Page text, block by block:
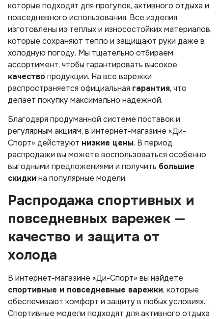
которые подходят для прогулок, активного отдыха и
повседневного использования. Все изделия
изготовлены из теплых и износостойких материалов,
которые сохраняют тепло и защищают руки даже в
холодную погоду. Мы тщательно отбираем
ассортимент, чтобы гарантировать высокое
качествопродукции. На все варежки
распространяется официальная гарантия, что
делает покупку максимально надежной.
Благодаря продуманной системе поставок и
регулярным акциям, в интернет-магазине «Ди-
Спорт» действуют низкие цены. В период
распродажи вы можете воспользоваться особенно
выгодными предложениями и получить большие
скидки на популярные модели.
Распродажа спортивных и
повседневных варежек —
качество и защита от
холода
В интернет-магазине «Ди-Спорт» вы найдете
спортивные и повседневные варежки, которые
обеспечивают комфорт и защиту в любых условиях.
Спортивные модели подходят для активного отдыха